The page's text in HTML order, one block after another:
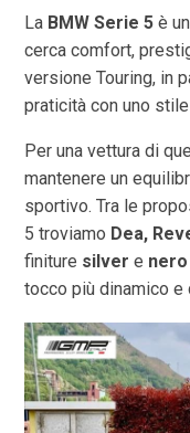
La BMW Serie 5 è
cerca comfort,
versione Touring, in
praticità con uno
Per una vettura di
mantenere un
sportivo. Tra le
5 troviamo Dea,
finiture silver e
tocco più dinamico e